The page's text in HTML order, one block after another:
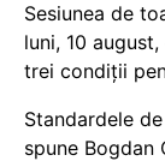
Sesiunea de
luni, 10
trei condiții
Standardele
spune Bogdan